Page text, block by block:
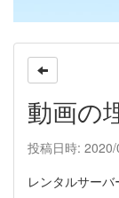
動画の
投稿日時:
レンタルサー